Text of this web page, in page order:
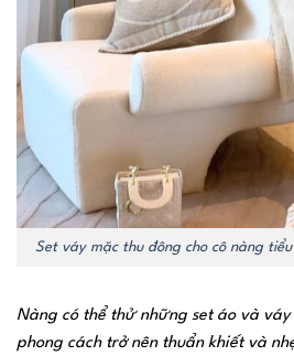
Set váy mặc thu đông cho cô nàng
Nàng có thể thử những set áo và
phong cách trở nên thuẩn khiết và